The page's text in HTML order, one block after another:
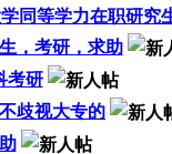
同等学力在职研究
，考研，求助
考研
歧视大专的